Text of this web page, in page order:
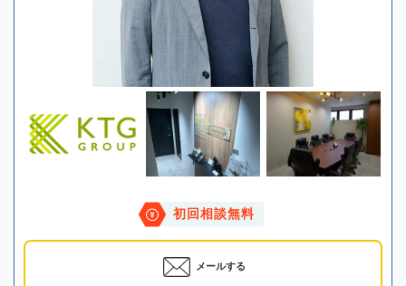
初回相談無料
メールする